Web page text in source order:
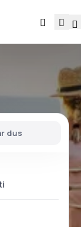
dus